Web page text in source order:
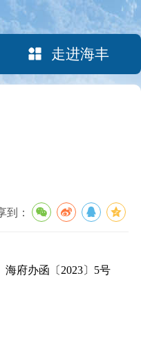
走进海丰
到：
办函〔2023〕5号